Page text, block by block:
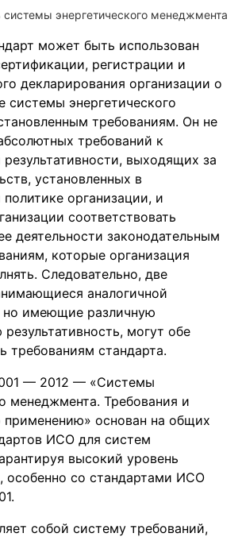
энергетического менеджмента
может быть использован
регистрации и
декларирования организации о
системы энергетического
требованиям. Он не
требований к
результативности, выходящих за
установленных в
политике организации, и
соответствовать
деятельности законодательным
которые организация
Следовательно, две
аналогичной
но имеющие различную
результативность, могут обе
требованиям стандарта.
— 2012 — «Системы
менеджмента. Требования и
применению» основан на общих
ИСО для систем
высокий уровень
особенно со стандартами ИСО
собой систему требований,